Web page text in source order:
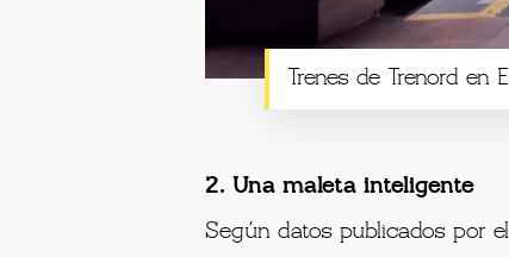
Trenes de Trenord en
2. Una maleta inteligente
Según datos publicados por